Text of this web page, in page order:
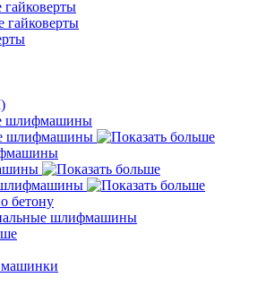
гайковерты
шлифмашины
шлифмашины
бетону
шлифмашины